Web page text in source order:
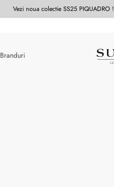
Vezi noua colectie SS25 PIQUADRO !
Branduri